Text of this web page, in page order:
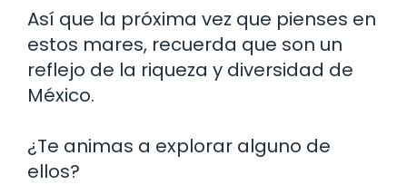
Así que la próxima vez que pienses en
estos mares, recuerda que son un
reflejo de la riqueza y diversidad de
México.
¿Te animas a explorar alguno de
ellos?